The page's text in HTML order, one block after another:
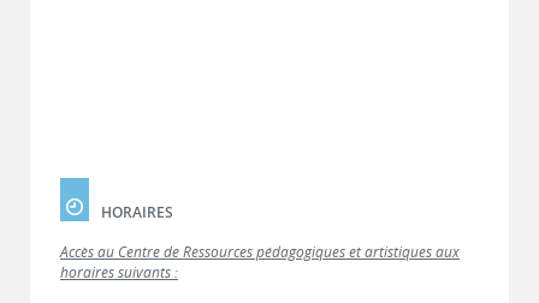
HORAIRES
Accès au Centre de Ressources pédagogiques et artistiques aux
horaires suivants :